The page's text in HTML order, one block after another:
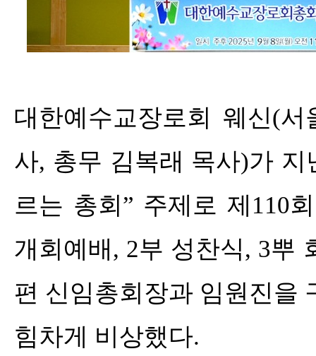
대한예수교장로회 웨신(서
사, 총무 김복래 목사)가
르는 총회” 주제로 제 110
개회예배, 2부 성찬식, 3뿌
편 신임총회장과 임원진을
힘차게 비상했다.